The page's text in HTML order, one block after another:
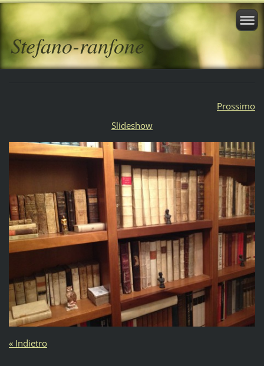
Stefano-ranfone
Prossimo
Slideshow
« Indietro